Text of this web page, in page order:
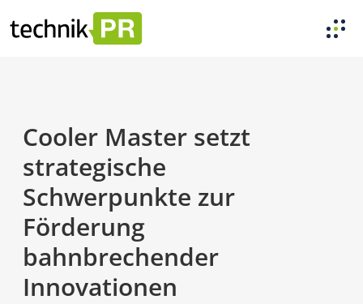
Cooler Master setzt
strategische
Schwerpunkte zur
Förderung
bahnbrechender
Innovationen